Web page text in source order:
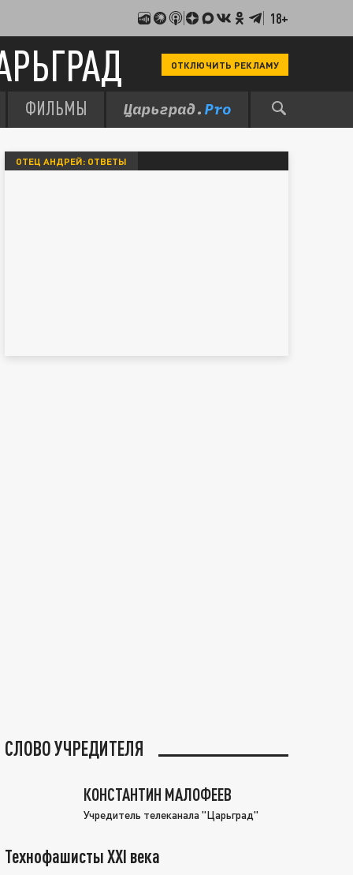
18+
ОТКЛЮЧИТЬ РЕКЛАМУ
ФИЛЬМЫ
ОТЕЦ АНДРЕЙ: ОТВЕТЫ
СЛОВО УЧРЕДИТЕЛЯ
КОНСТАНТИН МАЛОФЕЕВ
Учредитель телеканала "Царьград"
Технофашисты XXI века